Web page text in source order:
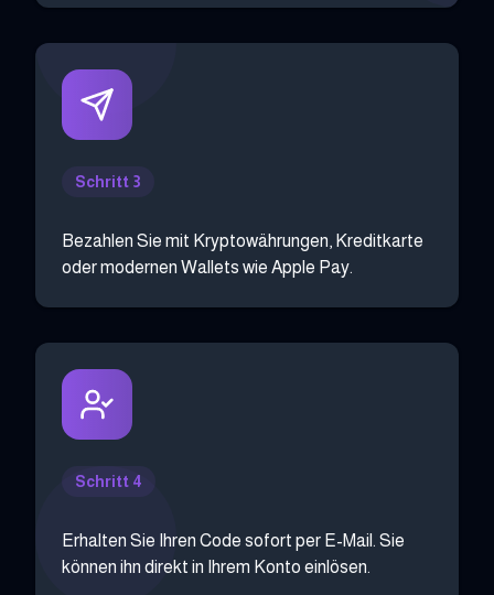
Schritt 3
Bezahlen Sie mit Kryptowährungen, Kreditkarte
oder modernen Wallets wie Apple Pay.
Schritt 4
Erhalten Sie Ihren Code sofort per E-Mail. Sie
können ihn direkt in Ihrem Konto einlösen.